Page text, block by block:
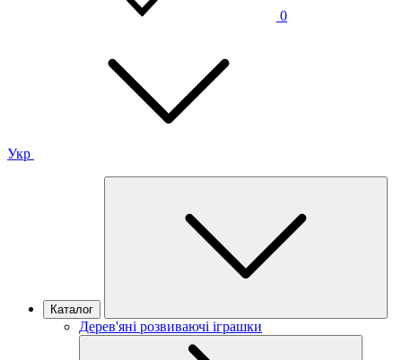
0
Укр
Каталог
Дерев'яні розвиваючі іграшки